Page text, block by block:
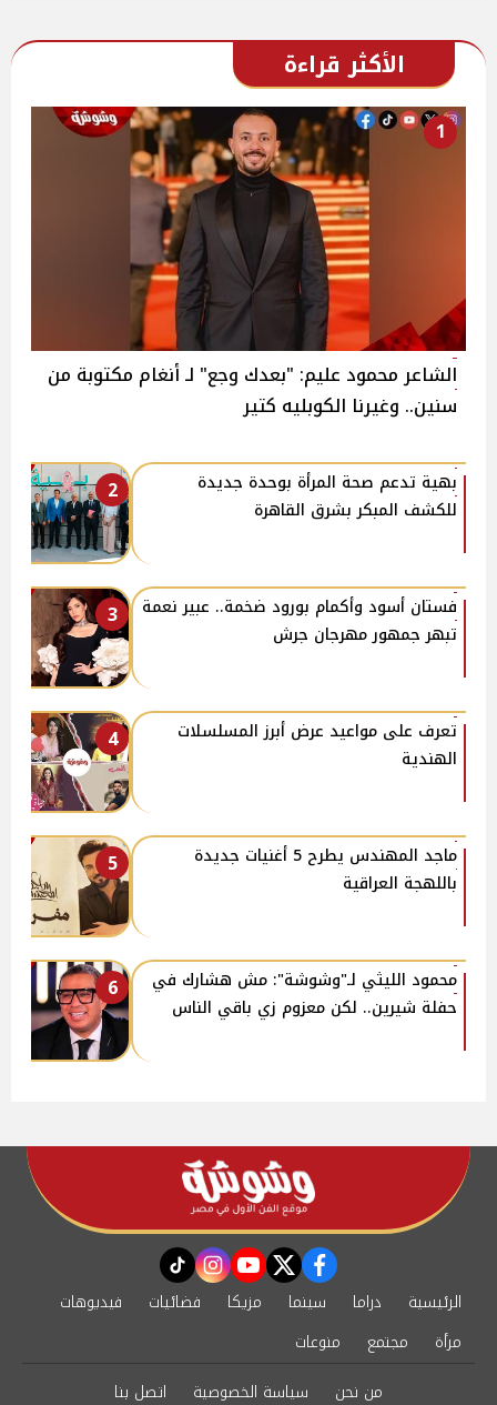
الأكثر قراءة
1
الشاعر محمود عليم: "بعدك وجع" لـ أنغام مكتوبة من
سنين.. وغيرنا الكوبليه كتير
2
بهية تدعم صحة المرأة بوحدة جديدة
للكشف المبكر بشرق القاهرة
3
فستان أسود وأكمام بورود ضخمة.. عبير نعمة
تبهر جمهور مهرجان جرش
4
تعرف على مواعيد عرض أبرز المسلسلات
الهندية
5
ماجد المهندس يطرح 5 أغنيات جديدة
باللهجة العراقية
6
محمود الليثي لـ"وشوشة": مش هشارك في
حفلة شيرين.. لكن معزوم زي باقي الناس
facebook
twitter
youtube
instagram
tiktok
الرئيسية دراما سينما مزيكا فضائيات
فيديوهات
مرأة
مجتمع
منوعات
من نحن
سياسة الخصوصية اتصل بنا